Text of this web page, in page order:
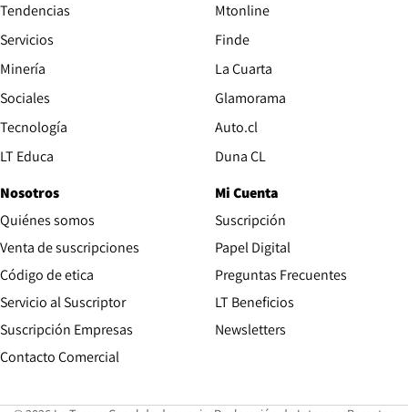
Tendencias
Servicios
Minería
Sociales
Tecnología
LT Educa
Mtonline
Finde
La Cuarta
Glamorama
Auto.cl
Duna CL
Nosotros
Quiénes somos
Venta de suscripciones
Código de etica Opens in new window
Servicio al Suscriptor
Suscripción Empresas
Contacto Comercial
Mi Cuenta
Suscripción
Papel Digital
Preguntas Frecuentes
LT Beneficios
Newsletters